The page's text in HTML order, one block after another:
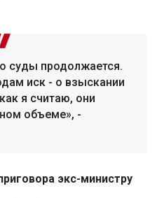
суды продолжается.
иск - о взыскании
я считаю, они
объеме», -
экс-министру